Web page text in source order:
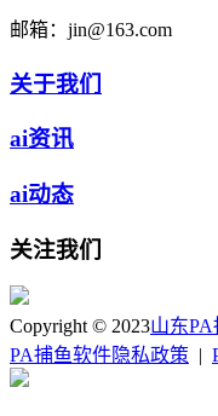
邮箱： jin@163.com
关于我们
ai资讯
ai动态
关注我们
Copyright © 2023山东
PA捕鱼软件隐私政策